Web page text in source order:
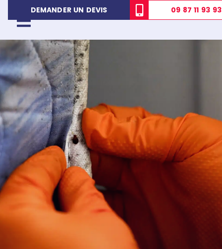
DEMANDER UN DEVIS 09 87 11 93 93